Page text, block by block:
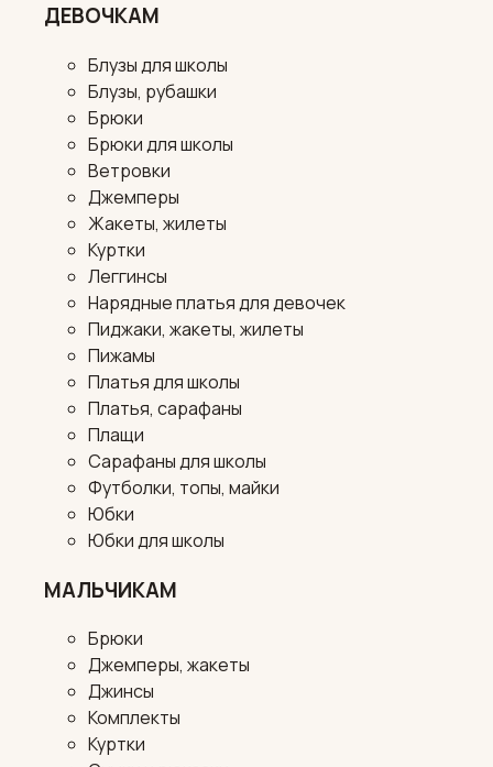
ДЕВОЧКАМ
Блузы для школы
Блузы, рубашки
Брюки
Брюки для школы
Ветровки
Джемперы
Жакеты, жилеты
Куртки
Леггинсы
Нарядные платья для девочек
Пиджаки, жакеты, жилеты
Пижамы
Платья для школы
Платья, сарафаны
Плащи
Сарафаны для школы
Футболки, топы, майки
Юбки
Юбки для школы
МАЛЬЧИКАМ
Брюки
Джемперы, жакеты
Джинсы
Комплекты
Куртки